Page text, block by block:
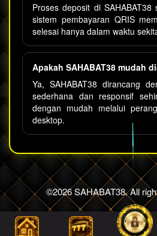
Proses deposit di
sistem pembayaran QRIS
selesai hanya dalam waktu
Apakah SAHABAT38 mudah
Ya, SAHABAT38 dirancang
sederhana dan responsif
dengan mudah melalui
desktop.
©2026 SAHABAT38. All